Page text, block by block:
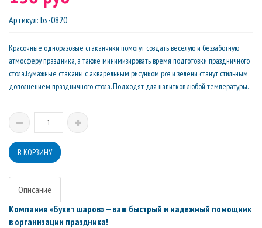
Артикул: bs-0820
Красочные одноразовые стаканчики помогут создать веселую и беззаботную
атмосферу праздника, а также минимизировать время подготовки праздничного
стола.Бумажные стаканы с акварельным рисунком роз и зелени станут стильным
дополнением праздничного стола. Подходят для напитков любой температуры.
Описание
Компания «Букет шаров» — ваш быстрый и надежный помощник
в организации праздника!